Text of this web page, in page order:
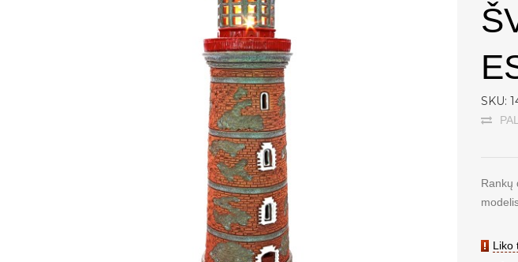
SKU:
Rankų
Liko